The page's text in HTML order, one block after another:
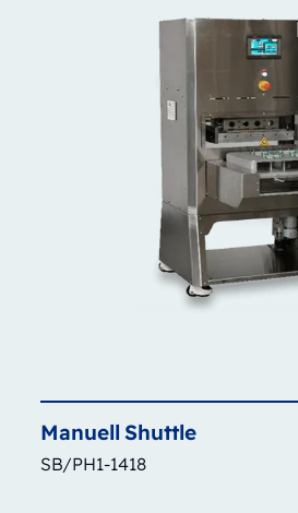
Manuell Shuttle
SB/PH1-1418